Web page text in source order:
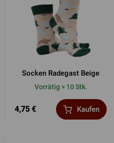
Socken Radegast Beige
Vorrätig > 10 Stk.
4,75 € Kaufen